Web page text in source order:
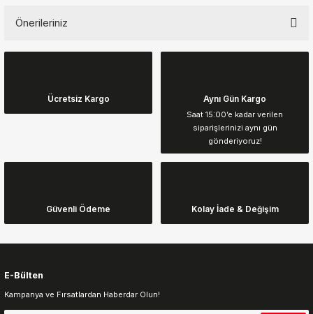
Önerileriniz
Görüş ve önerileriniz için teşekkür ederiz.
Ürün resmi kalitesiz, bozuk veya görüntülenemiyor.
Ürün açıklamasında eksik bilgiler bulunuyor.
Gönder
Ücretsiz Kargo Aynı Gün Kargo
Saat 15:00’e kadar verilen
siparişlerinizi aynı gün
gönderiyoruz!
Güvenli Ödeme Kolay İade & Değişim
E-Bülten
Kampanya ve Fırsatlardan Haberdar Olun!